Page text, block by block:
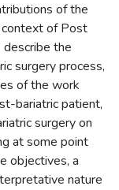
of the
of Post
describe the
surgery process,
of the work
bariatric patient,
surgery on
at some point
objectives, a
nature